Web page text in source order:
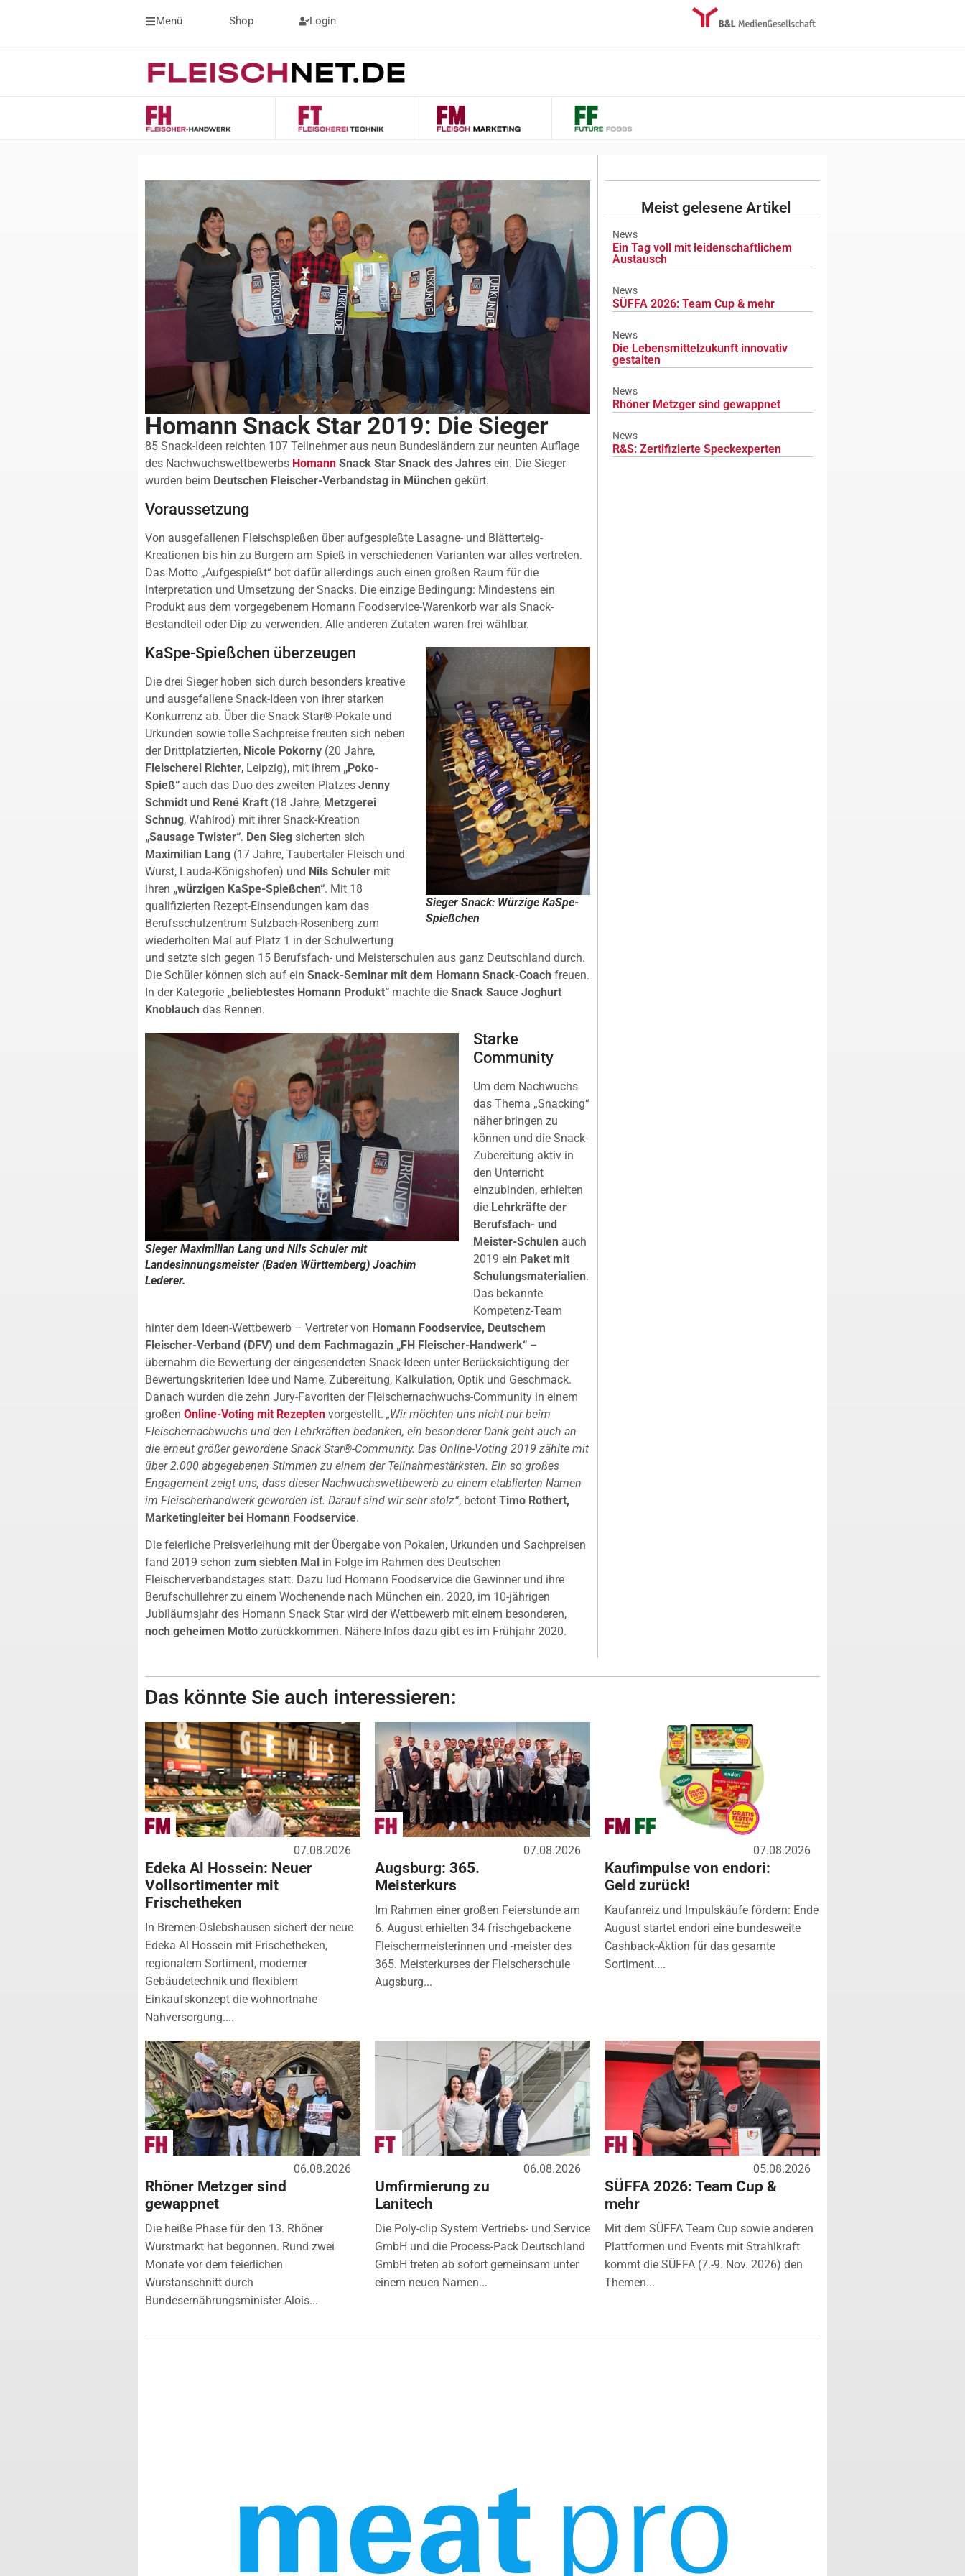
Menü Shop Login
Homann Snack Star 2019: Die Sieger
85 Snack-Ideen reichten 107 Teilnehmer aus neun Bundesländern zur neunten Auflage
des Nachwuchswettbewerbs Homann Snack Star Snack des Jahres ein. Die Sieger
wurden beim Deutschen Fleischer-Verbandstag in München gekürt.
Voraussetzung
Von ausgefallenen Fleischspießen über aufgespießte Lasagne- und Blätterteig-
Kreationen bis hin zu Burgern am Spieß in verschiedenen Varianten war alles vertreten.
Das Motto „Aufgespießt“ bot dafür allerdings auch einen großen Raum für die
Interpretation und Umsetzung der Snacks. Die einzige Bedingung: Mindestens ein
Produkt aus dem vorgegebenem Homann Foodservice-Warenkorb war als Snack-
Bestandteil oder Dip zu verwenden. Alle anderen Zutaten waren frei wählbar.
Sieger Snack: Würzige KaSpe-
Spießchen
KaSpe-Spießchen überzeugen
Die drei Sieger hoben sich durch besonders kreative
und ausgefallene Snack-Ideen von ihrer starken
Konkurrenz ab. Über die Snack Star®-Pokale und
Urkunden sowie tolle Sachpreise freuten sich neben
der Drittplatzierten, Nicole Pokorny (20 Jahre,
Fleischerei Richter, Leipzig), mit ihrem „Poko-
Spieß“ auch das Duo des zweiten Platzes Jenny
Schmidt und René Kraft (18 Jahre, Metzgerei
Schnug, Wahlrod) mit ihrer Snack-Kreation
„Sausage Twister“. Den Sieg sicherten sich
Maximilian Lang (17 Jahre, Taubertaler Fleisch und
Wurst, Lauda-Königshofen) und Nils Schuler mit
ihren „würzigen KaSpe-Spießchen“. Mit 18
qualifizierten Rezept-Einsendungen kam das
Berufsschulzentrum Sulzbach-Rosenberg zum
wiederholten Mal auf Platz 1 in der Schulwertung
und setzte sich gegen 15 Berufsfach- und Meisterschulen aus ganz Deutschland durch.
Die Schüler können sich auf ein Snack-Seminar mit dem Homann Snack-Coach freuen.
In der Kategorie „beliebtestes Homann Produkt“ machte die Snack Sauce Joghurt
Knoblauch das Rennen.
Sieger Maximilian Lang und Nils Schuler mit
Landesinnungsmeister (Baden Württemberg) Joachim
Lederer.
Starke
Community
Um dem Nachwuchs
das Thema „Snacking“
näher bringen zu
können und die Snack-
Zubereitung aktiv in
den Unterricht
einzubinden, erhielten
die Lehrkräfte der
Berufsfach- und
Meister-Schulen auch
2019 ein Paket mit
Schulungsmaterialien.
Das bekannte
Kompetenz-Team
hinter dem Ideen-Wettbewerb – Vertreter von Homann Foodservice, Deutschem
Fleischer-Verband (DFV) und dem Fachmagazin „FH Fleischer-Handwerk“ –
übernahm die Bewertung der eingesendeten Snack-Ideen unter Berücksichtigung der
Bewertungskriterien Idee und Name, Zubereitung, Kalkulation, Optik und Geschmack.
Danach wurden die zehn Jury-Favoriten der Fleischernachwuchs-Community in einem
großen Online-Voting mit Rezepten vorgestellt. „Wir möchten uns nicht nur beim
Fleischernachwuchs und den Lehrkräften bedanken, ein besonderer Dank geht auch an
die erneut größer gewordene Snack Star®-Community. Das Online-Voting 2019 zählte mit
über 2.000 abgegebenen Stimmen zu einem der Teilnahmestärksten. Ein so großes
Engagement zeigt uns, dass dieser Nachwuchswettbewerb zu einem etablierten Namen
im Fleischerhandwerk geworden ist. Darauf sind wir sehr stolz“, betont Timo Rothert,
Marketingleiter bei Homann Foodservice.
Die feierliche Preisverleihung mit der Übergabe von Pokalen, Urkunden und Sachpreisen
fand 2019 schon zum siebten Mal in Folge im Rahmen des Deutschen
Fleischerverbandstages statt. Dazu lud Homann Foodservice die Gewinner und ihre
Berufschullehrer zu einem Wochenende nach München ein. 2020, im 10-jährigen
Jubiläumsjahr des Homann Snack Star wird der Wettbewerb mit einem besonderen,
noch geheimen Motto zurückkommen. Nähere Infos dazu gibt es im Frühjahr 2020.
Meist gelesene Artikel
News
Ein Tag voll mit leidenschaftlichem
Austausch
News
SÜFFA 2026: Team Cup & mehr
News
Die Lebensmittelzukunft innovativ
gestalten
News
Rhöner Metzger sind gewappnet
News
R&S: Zertifizierte Speckexperten
Das könnte Sie auch interessieren:
07.08.2026
Edeka Al Hossein: Neuer
Vollsortimenter mit
Frischetheken
In Bremen-Oslebshausen sichert der neue
Edeka Al Hossein mit Frischetheken,
regionalem Sortiment, moderner
Gebäudetechnik und flexiblem
Einkaufskonzept die wohnortnahe
Nahversorgung....
07.08.2026
Augsburg: 365.
Meisterkurs
Im Rahmen einer großen Feierstunde am
6. August erhielten 34 frischgebackene
Fleischermeisterinnen und -meister des
365. Meisterkurses der Fleischerschule
Augsburg...
07.08.2026
Kaufimpulse von endori:
Geld zurück!
Kaufanreiz und Impulskäufe fördern: Ende
August startet endori eine bundesweite
Cashback-Aktion für das gesamte
Sortiment....
06.08.2026
Rhöner Metzger sind
gewappnet
Die heiße Phase für den 13. Rhöner
Wurstmarkt hat begonnen. Rund zwei
Monate vor dem feierlichen
Wurstanschnitt durch
Bundesernährungsminister Alois...
06.08.2026
Umfirmierung zu
Lanitech
Die Poly-clip System Vertriebs- und Service
GmbH und die Process-Pack Deutschland
GmbH treten ab sofort gemeinsam unter
einem neuen Namen...
05.08.2026
SÜFFA 2026: Team Cup &
mehr
Mit dem SÜFFA Team Cup sowie anderen
Plattformen und Events mit Strahlkraft
kommt die SÜFFA (7.-9. Nov. 2026) den
Themen...